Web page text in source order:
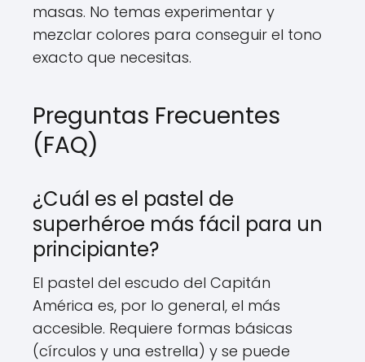
masas. No temas experimentar y
mezclar colores para conseguir el tono
exacto que necesitas.
Preguntas Frecuentes
(FAQ)
¿Cuál es el pastel de
superhéroe más fácil para un
principiante?
El pastel del escudo del Capitán
América es, por lo general, el más
accesible. Requiere formas básicas
(círculos y una estrella) y se puede